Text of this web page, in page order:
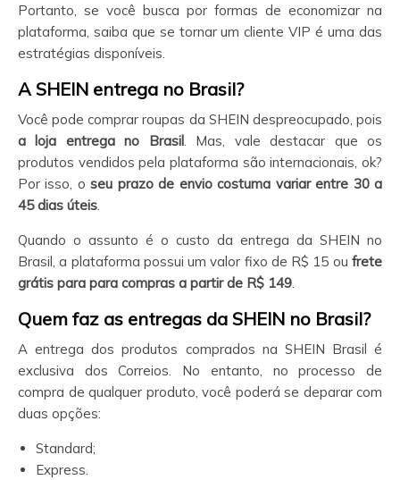
Portanto, se você busca por formas de economizar na
plataforma, saiba que se tornar um cliente VIP é uma das
estratégias disponíveis.
A SHEIN entrega no Brasil?
Você pode comprar roupas da SHEIN despreocupado, pois
a loja entrega no Brasil. Mas, vale destacar que os
produtos vendidos pela plataforma são internacionais, ok?
Por isso, oseu prazo de envio costuma variar entre 30 a
45 dias úteis.
Quando o assunto é o custo da entrega da SHEIN no
Brasil, a plataforma possui um valor fixo de R$ 15 ou frete
grátis para para compras a partir de R$ 149.
Quem faz as entregas da SHEIN no Brasil?
A entrega dos produtos comprados na SHEIN Brasil é
exclusiva dos Correios. No entanto, no processo de
compra de qualquer produto, você poderá se deparar com
duas opções:
Standard;
Express.